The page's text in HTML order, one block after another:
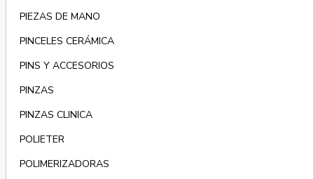
PIEZAS DE MANO
PINCELES CERÁMICA
PINS Y ACCESORIOS
PINZAS
PINZAS CLINICA
POLIETER
POLIMERIZADORAS